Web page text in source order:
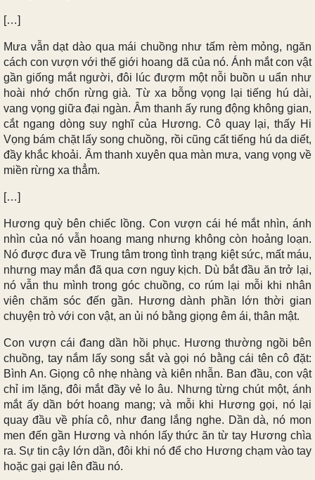
[…]
Mưa vẫn dạt dào qua mái chuồng như tấm rèm mỏng, ngăn
cách con vượn với thế giới hoang dã của nó. Ánh mắt con vật
gần giống mắt người, đôi lúc đượm một nỗi buồn u uẩn như
hoài nhớ chốn rừng già. Từ xa bỗng vọng lại tiếng hú dài,
vang vọng giữa đại ngàn. Âm thanh ấy rung động không gian,
cắt ngang dòng suy nghĩ của Hương. Cô quay lại, thấy Hi
Vọng bám chặt lấy song chuồng, rồi cũng cất tiếng hú da diết,
đầy khắc khoải. Âm thanh xuyên qua màn mưa, vang vọng về
miền rừng xa thẳm.
[…]
Hương quỳ bên chiếc lồng. Con vượn cái hé mắt nhìn, ánh
nhìn của nó vẫn hoang mang nhưng không còn hoảng loạn.
Nó được đưa về Trung tâm trong tình trạng kiệt sức, mất máu,
nhưng may mắn đã qua cơn nguy kịch. Dù bắt đầu ăn trở lại,
nó vẫn thu mình trong góc chuồng, co rúm lại mỗi khi nhân
viên chăm sóc đến gần. Hương dành phần lớn thời gian
chuyện trò với con vật, an ủi nó bằng giọng êm ái, thân mật.
Con vượn cái đang dần hồi phục. Hương thường ngồi bên
chuồng, tay nắm lấy song sắt và gọi nó bằng cái tên cô đặt:
Bình An. Giọng cô nhẹ nhàng và kiên nhẫn. Ban đầu, con vật
chỉ im lặng, đôi mắt đầy vẻ lo âu. Nhưng từng chút một, ánh
mắt ấy dần bớt hoang mang; và mỗi khi Hương gọi, nó lại
quay đầu về phía cô, như đang lắng nghe. Dần dà, nó mon
men đến gần Hương và nhón lấy thức ăn từ tay Hương chìa
ra. Sự tin cậy lớn dần, đôi khi nó để cho Hương chạm vào tay
hoặc gại gại lên đầu nó.